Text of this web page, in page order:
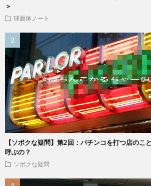
＞
球面体ノート
【ソボクな疑問】第2回：パチンコを打つ店のこ
呼ぶの？
ソボクな疑問